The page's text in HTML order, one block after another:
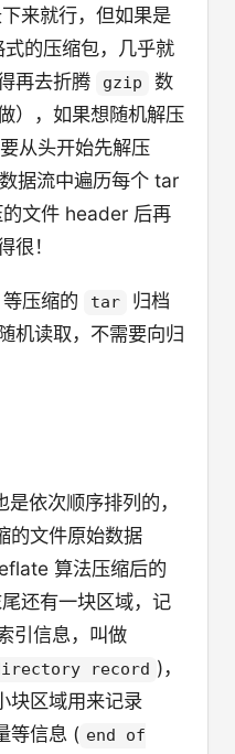
来就行，但如果是
式的压缩包，几乎就
再去折腾
gzip
数
），如果想随机解压
从头开始先解压
据流中遍历每个 tar
文件 header 后再
很！
等压缩的 tar
归档
机读取，不需要向归
依次顺序排列的，
的文件原始数据
算法压缩后的
还有一块区域，记
引信息，叫做
record )，
块区域用来记录
等信息 ( end of